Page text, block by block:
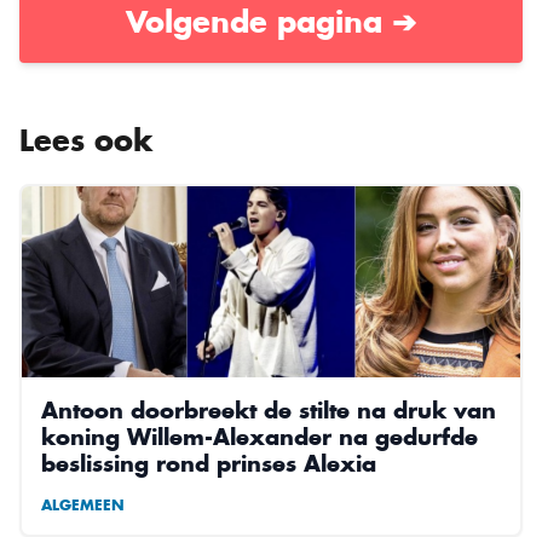
Volgende pagina ➔
Lees ook
Antoon doorbreekt de stilte na druk van
koning Willem-Alexander na gedurfde
beslissing rond prinses Alexia
ALGEMEEN